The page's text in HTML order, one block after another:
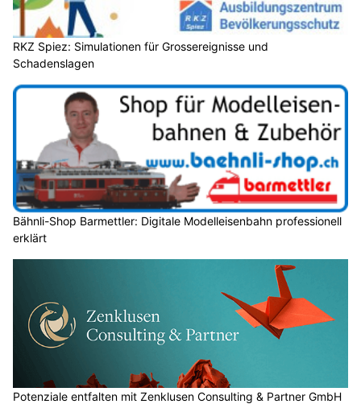
RKZ Spiez: Simulationen für Grossereignisse und
Schadenslagen
Bähnli-Shop Barmettler: Digitale Modelleisenbahn professionell
erklärt
Potenziale entfalten mit Zenklusen Consulting & Partner GmbH